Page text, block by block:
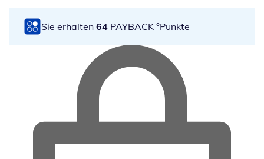
Sie erhalten 64 PAYBACK °Punkte